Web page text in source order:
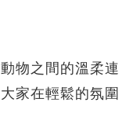
物之間的溫柔連
家在輕鬆的氛圍